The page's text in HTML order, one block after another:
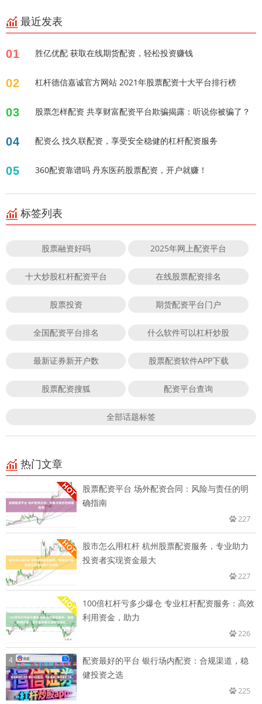
最近发表
01 胜亿优配 获取在线期货配资，轻松投资赚钱
02 杠杆德信嘉诚官方网站 2021年股票配资十大平台排行榜
03 股票怎样配资 共享财富配资平台欺骗揭露：听说你被骗了？
04 配资么 找久联配资，享受安全稳健的杠杆配资服务
05 360配资靠谱吗 丹东医药股票配资，开户就赚！
标签列表
股票融资好吗 2025年网上配资平台
十大炒股杠杆配资平台 在线股票配资排名
股票投资 期货配资平台门户
全国配资平台排名 什么软件可以杠杆炒股
最新证券新开户数 股票配资软件APP下载
股票配资搜狐 配资平台查询
全部话题标签
热门文章
股票配资平台 场外配资合同：风险与责任的明
确指南
227
股市怎么用杠杆 杭州股票配资服务，专业助力
投资者实现资金最大
227
100倍杠杆亏多少爆仓 专业杠杆配资服务：高效
利用资金，助力
226
4
配资最好的平台 银行场内配资：合规渠道，稳
健投资之选
225